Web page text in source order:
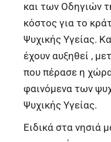
και των Οδηγιών
κόστος για το
Ψυχικής Υγείας.
έχουν αυξηθεί ,
που πέρασε η
φαινόμενα των
Ψυχικής Υγείας.
Ειδικά στα νησιά